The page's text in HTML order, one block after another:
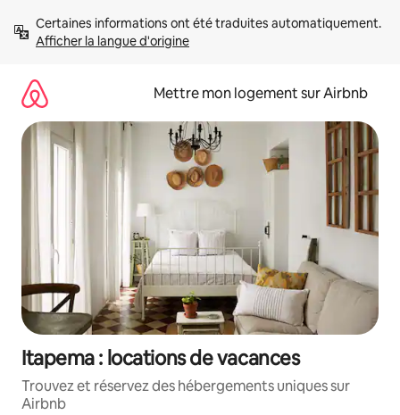
directement
Afficher la langue d'origine
Mettre mon logement sur Airbnb
Itapema : locations de vacances
Trouvez et réservez des hébergements uniques sur
Airbnb